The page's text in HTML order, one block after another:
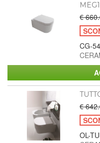
€
CG-
€
OL-